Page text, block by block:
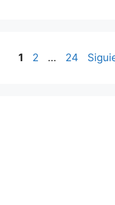
Página
1 Página
2 … Página
24